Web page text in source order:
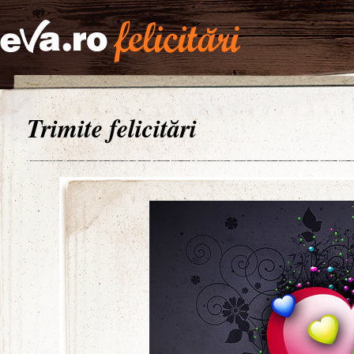
Trimite felicitări